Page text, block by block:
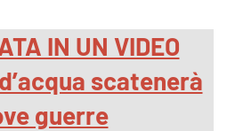
IN UN VIDEO
scatenerà
guerre